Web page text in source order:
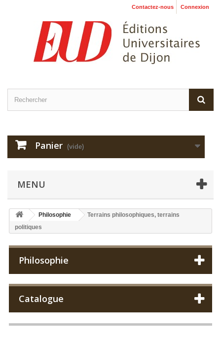
Connexion
Contactez-nous
Panier (vide)
MENU
Philosophie
Terrains philosophiques, terrains
politiques
Philosophie
Catalogue